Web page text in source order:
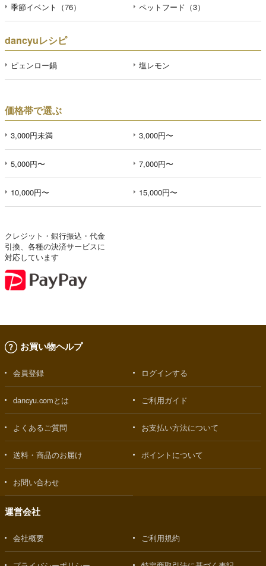
季節イベント（76） ペットフード（3）
dancyuレシピ
ピェンロー鍋 塩レモン
価格帯で選ぶ
3,000円未満 3,000円〜
5,000円〜 7,000円〜
10,000円〜 15,000円〜
クレジット・銀行振込・代金
引換、各種の決済サービスに
対応しています
お買い物ヘルプ
会員登録 ログインする
dancyu.comとは ご利用ガイド
よくあるご質問 お支払い方法について
送料・商品のお届け ポイントについて
お問い合わせ
運営会社
会社概要 ご利用規約